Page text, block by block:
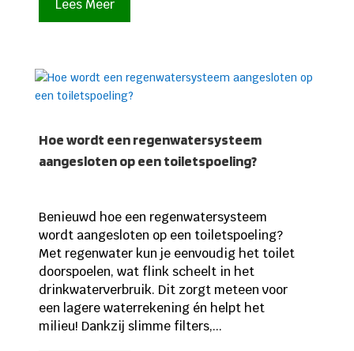
Lees Meer
Hoe wordt een regenwatersysteem
aangesloten op een toiletspoeling?
Benieuwd hoe een regenwatersysteem
wordt aangesloten op een toiletspoeling?
Met regenwater kun je eenvoudig het toilet
doorspoelen, wat flink scheelt in het
drinkwaterverbruik. Dit zorgt meteen voor
een lagere waterrekening én helpt het
milieu! Dankzij slimme filters,...